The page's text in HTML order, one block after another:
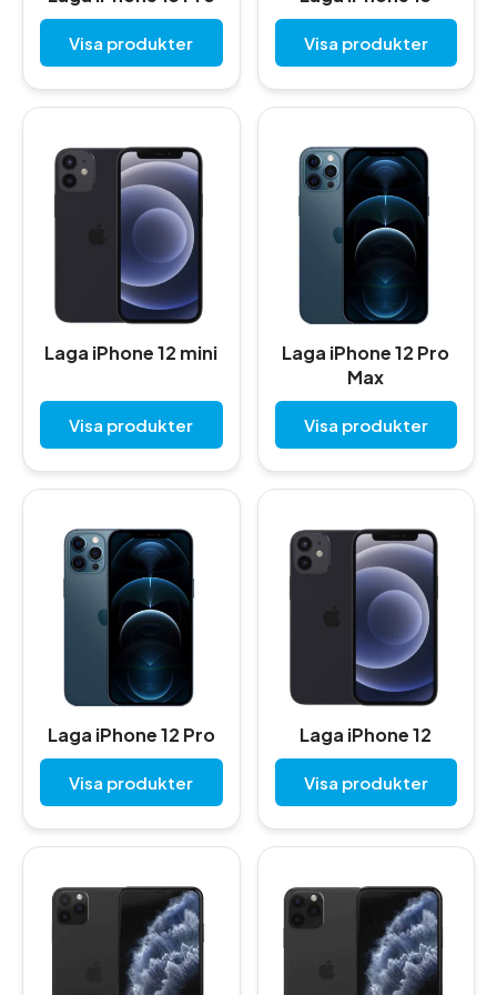
Visa produkter Visa produkter
Laga iPhone 12 mini
Visa produkter
Laga iPhone 12 Pro
Max
Visa produkter
Laga iPhone 12 Pro
Visa produkter
Laga iPhone 12
Visa produkter